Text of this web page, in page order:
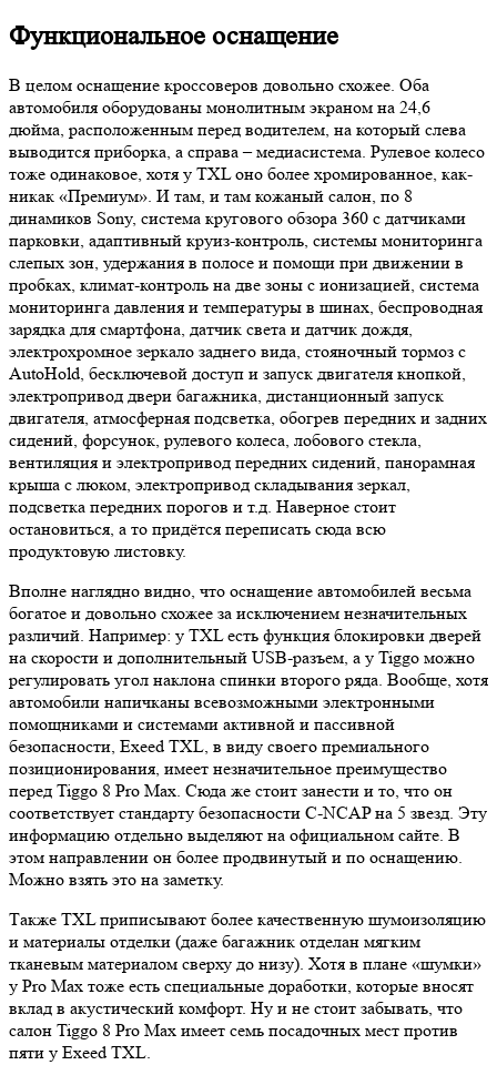
Функциональное оснащение
В целом оснащение кроссоверов довольно схожее. Оба
автомобиля оборудованы монолитным экраном на 24,6
дюйма, расположенным перед водителем, на который слева
выводится приборка, а справа – медиасистема. Рулевое колесо
тоже одинаковое, хотя у TXL оно более хромированное, как-
никак «Премиум». И там, и там кожаный салон, по 8
динамиков Sony, система кругового обзора 360 с датчиками
парковки, адаптивный круиз-контроль, системы мониторинга
слепых зон, удержания в полосе и помощи при движении в
пробках, климат-контроль на две зоны с ионизацией, система
мониторинга давления и температуры в шинах, беспроводная
зарядка для смартфона, датчик света и датчик дождя,
электрохромное зеркало заднего вида, стояночный тормоз с
AutoHold, бесключевой доступ и запуск двигателя кнопкой,
электропривод двери багажника, дистанционный запуск
двигателя, атмосферная подсветка, обогрев передних и задних
сидений, форсунок, рулевого колеса, лобового стекла,
вентиляция и электропривод передних сидений, панорамная
крыша с люком, электропривод складывания зеркал,
подсветка передних порогов и т.д. Наверное стоит
остановиться, а то придётся переписать сюда всю
продуктовую листовку.
Вполне наглядно видно, что оснащение автомобилей весьма
богатое и довольно схожее за исключением незначительных
различий. Например: у TXL есть функция блокировки дверей
на скорости и дополнительный USB-разъем, а у Tiggo можно
регулировать угол наклона спинки второго ряда. Вообще, хотя
автомобили напичканы всевозможными электронными
помощниками и системами активной и пассивной
безопасности, Exeed TXL, в виду своего премиального
позиционирования, имеет незначительное преимущество
перед Tiggo 8 Pro Max. Сюда же стоит занести и то, что он
соответствует стандарту безопасности C-NCAP на 5 звезд. Эту
информацию отдельно выделяют на официальном сайте. В
этом направлении он более продвинутый и по оснащению.
Можно взять это на заметку.
Также TXL приписывают более качественную шумоизоляцию
и материалы отделки (даже багажник отделан мягким
тканевым материалом сверху до низу). Хотя в плане «шумки»
у Pro Max тоже есть специальные доработки, которые вносят
вклад в акустический комфорт. Ну и не стоит забывать, что
салон Tiggo 8 Pro Max имеет семь посадочных мест против
пяти у Exeed TXL.